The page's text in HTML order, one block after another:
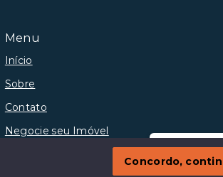
Menu
Início
Sobre
Contato
Negocie seu Imóvel
Olá!
Concordo,